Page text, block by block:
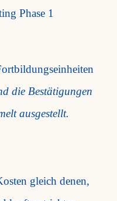
Phase 1
die Bestätigungen
ausgestellt.
gleich denen,